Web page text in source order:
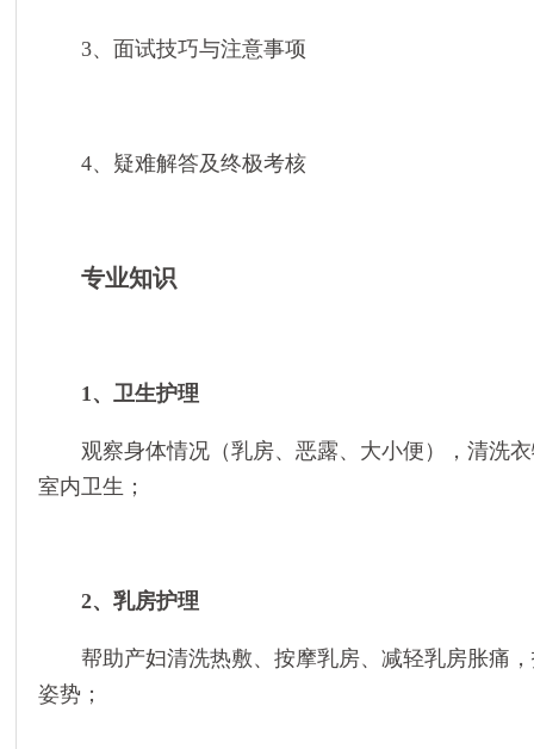
3、面试技巧与注意事项
4、疑难解答及终极考核
专业知识
1、卫生护理
观察身体情况（乳房、恶露、大小便），清洗
室内卫生；
2、乳房护理
帮助产妇清洗热敷、按摩乳房、减轻乳房胀痛
姿势；